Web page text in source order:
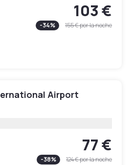
103 €
-34% 155 €por la noche
Airport
77 €
-38% 124 €por la noche